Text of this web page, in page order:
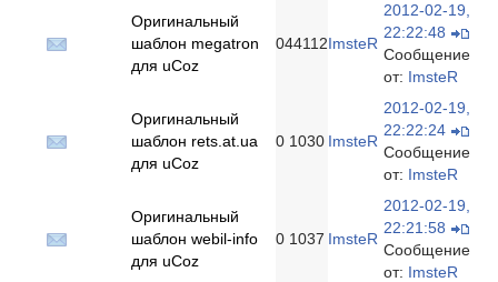
Оригинальный
шаблон megatron
для uCoz
044112ImsteR
2012-02-19,
22:22:48
Сообщение
от: ImsteR
Оригинальный
шаблон rets.at.ua
для uCoz
0 1030 ImsteR
2012-02-19,
22:22:24
Сообщение
от: ImsteR
Оригинальный
шаблон webil-info
для uCoz
0 1037 ImsteR
2012-02-19,
22:21:58
Сообщение
от: ImsteR